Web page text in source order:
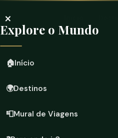
×
Explore o Mundo
🏠Início
🌍Destinos
📮Mural de Viagens